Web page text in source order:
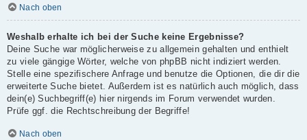
Nach oben
Weshalb erhalte ich bei der Suche keine Ergebnisse?
Deine Suche war möglicherweise zu allgemein gehalten und enthielt
zu viele gängige Wörter, welche von phpBB nicht indiziert werden.
Stelle eine spezifischere Anfrage und benutze die Optionen, die dir die
erweiterte Suche bietet. Außerdem ist es natürlich auch möglich, dass
dein(e) Suchbegriff(e) hier nirgends im Forum verwendet wurden.
Prüfe ggf. die Rechtschreibung der Begriffe!
Nach oben